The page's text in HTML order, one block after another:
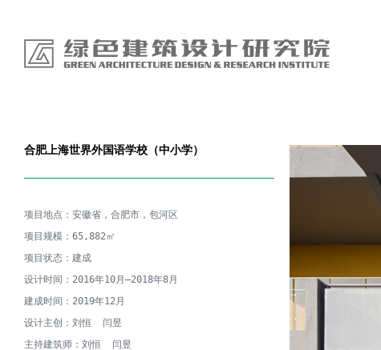
合肥上海世界外国语学校（中小学）
项目地点：安徽省，合肥市，包河区
项目规模：65,882㎡
项目状态：建成
设计时间：2016年10月—2018年8月
建成时间：2019年12月
设计主创：刘恒  闫昱
主持建筑师：刘恒  闫昱